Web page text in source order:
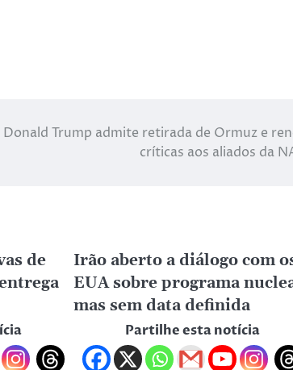
Donald Trump admite retirada de Ormuz e
críticas aos aliados da
de
Irão aberto a diálogo com
EUA sobre programa
mas sem data definida
Partilhe esta notícia